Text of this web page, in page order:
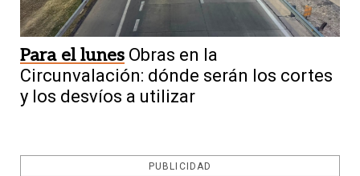
Para el lunes Obras en la
Circunvalación: dónde serán los cortes
y los desvíos a utilizar
PUBLICIDAD